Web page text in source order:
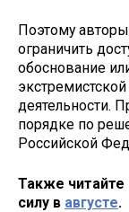
Поэтому
ограничить
обоснование
деятельности.
порядке по
Российской
Также читайте
силу в августе.